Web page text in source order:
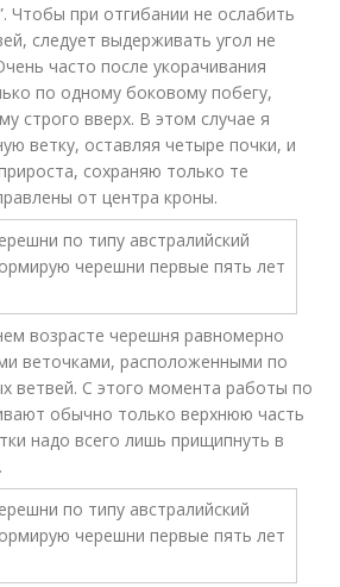
Чтобы при отгибании не ослабить
следует выдерживать угол не
часто после укорачивания
по одному боковому побегу,
строго вверх. В этом случае я
ветку, оставляя четыре почки, и
сохраняю только те
от центра кроны.
возрасте черешня равномерно
веточками, расположенными по
ветвей. С этого момента работы по
обычно только верхнюю часть
надо всего лишь прищипнуть в